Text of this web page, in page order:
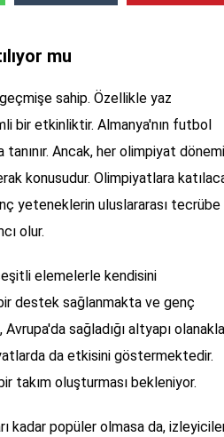
mu
sahip. Özellikle yaz
bir etkinliktir. Almanya'nın futbol
Ancak, her olimpiyat dönemi
konusudur. Olimpiyatlara
yeteneklerin uluslararası tecrübe
olur.
elemelerle kendisini
destek sağlanmakta ve genç
sağladığı altyapı
da etkisini göstermektedir.
takım oluşturması bekleniyor.
kadar popüler olmasa da,